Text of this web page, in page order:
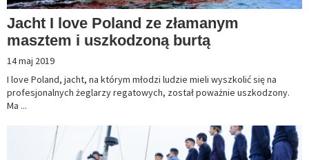
Jacht I love Poland ze złamanym
masztem i uszkodzoną burtą
14 maj 2019
I love Poland, jacht, na którym młodzi ludzie mieli wyszkolić się na
profesjonalnych żeglarzy regatowych, został poważnie uszkodzony.
Ma ...